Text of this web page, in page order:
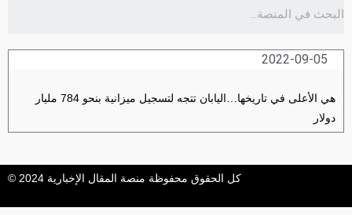
2022-09-05
هي الأعلى في تاريخها…اليابان تتجه لتسجيل ميزانية بنحو 784 مليار
دولار
كل الحقوق محفوظة منصة المقال الإخبارية 2024 ©